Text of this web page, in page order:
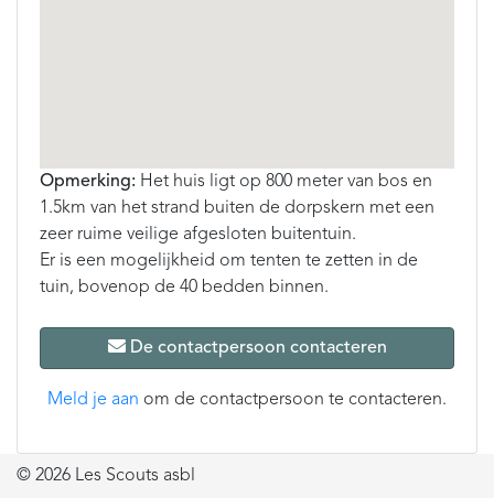
Opmerking: Het huis ligt op 800 meter van bos en
1.5km van het strand buiten de dorpskern met een
zeer ruime veilige afgesloten buitentuin.
Er is een mogelijkheid om tenten te zetten in de
tuin, bovenop de 40 bedden binnen.
De contactpersoon contacteren
Meld je aan om de contactpersoon te contacteren.
© 2026 Les Scouts asbl